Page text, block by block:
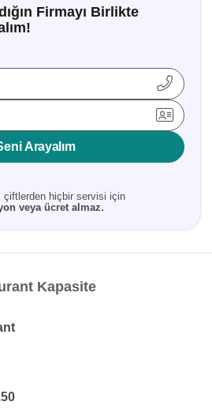
Firmayı Birlikte
Arayalım
çiftlerden hiçbir servisi için
veya ücret almaz.
Kapasite